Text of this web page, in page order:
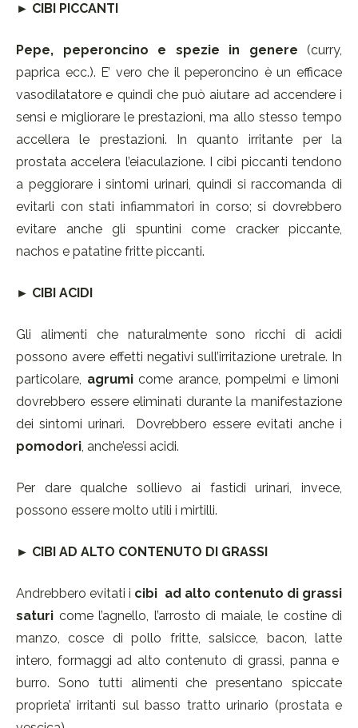
► CIBI PICCANTI
Pepe, peperoncino e spezie in genere (curry,
paprica ecc.). E’ vero che il peperoncino è un efficace
vasodilatatore e quindi che può aiutare ad accendere i
sensi e migliorare le prestazioni, ma allo stesso tempo
accellera le prestazioni. In quanto irritante per la
prostata accelera l’eiaculazione. I cibi piccanti tendono
a peggiorare i sintomi urinari, quindi si raccomanda di
evitarli con stati infiammatori in corso; si dovrebbero
evitare anche gli spuntini come cracker piccante,
nachos e patatine fritte piccanti.
► CIBI ACIDI
Gli alimenti che naturalmente sono ricchi di acidi
possono avere effetti negativi sull’irritazione uretrale. In
particolare, agrumicome arance, pompelmi e limoni
dovrebbero essere eliminati durante la manifestazione
dei sintomi urinari. Dovrebbero essere evitati anche i
pomodori, anche’essi acidi.
Per dare qualche sollievo ai fastidi urinari, invece,
possono essere molto utili i mirtilli.
► CIBI AD ALTO CONTENUTO DI GRASSI
Andrebbero evitati i cibi ad alto contenuto di grassi
saturi come l’agnello, l’arrosto di maiale, le costine di
manzo, cosce di pollo fritte, salsicce, bacon, latte
intero, formaggi ad alto contenuto di grassi, panna e
burro. Sono tutti alimenti che presentano spiccate
proprieta’ irritanti sul basso tratto urinario (prostata e